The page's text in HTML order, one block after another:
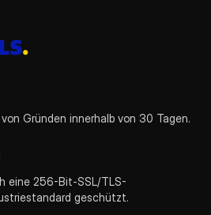
Gründen innerhalb von 30 Tagen.
eine 256-Bit-SSL/TLS-
geschützt.